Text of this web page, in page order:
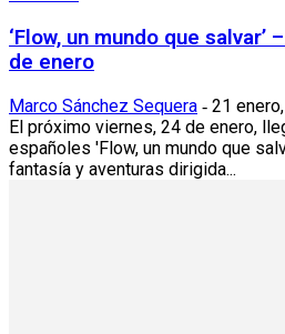
‘Flow, un mundo que
de enero
Marco Sánchez Sequera - 21
El próximo viernes, 24 de enero,
españoles 'Flow, un mundo que
fantasía y aventuras dirigida...